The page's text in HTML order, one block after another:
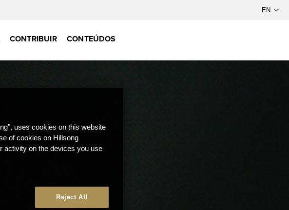
CONTRIBUIR CONTEÚDOS
uses cookies on this website
of cookies on Hillsong
activity on the devices you use
Reject All